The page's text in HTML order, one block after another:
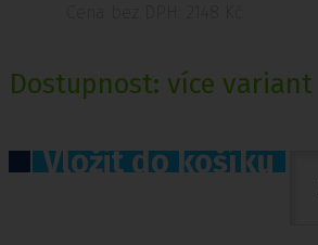
Dostupnost: více variant
Vložit do košíku